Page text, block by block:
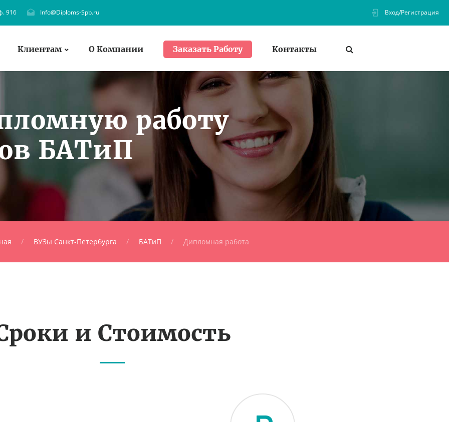
916 Info@Diploms-Spb.ru Вход/Регистрация
Клиентам О Компании Заказать Работу Контакты
работу
БАТиП
ВУЗы Санкт-Петербурга БАТиП Дипломная работа
и Стоимость